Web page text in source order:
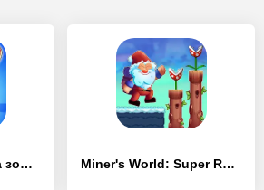
Merge Plants - игра зомби - [Взлом/МОД Все открыто] Miner's World: Super Run Game - [Взлом/МОД Меню]